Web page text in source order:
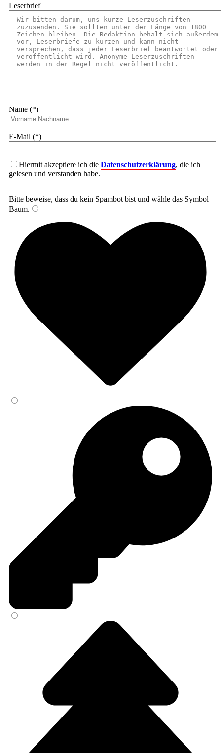
Leserbrief
Name (*)
E-Mail (*)
Hiermit akzeptiere ich die Datenschutzerklärung, die ich
gelesen und verstanden habe.
Bitte beweise, dass du kein Spambot bist und wähle das Symbol
Baum.